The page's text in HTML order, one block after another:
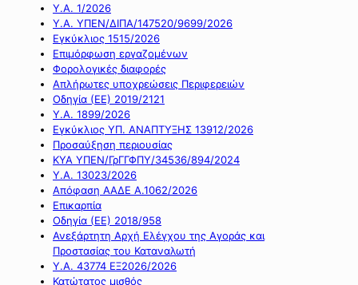
Υ.Α. 1/2026
Υ.Α. ΥΠΕΝ/ΔΙΠΑ/147520/9699/2026
Εγκύκλιος 1515/2026
Επιμόρφωση εργαζομένων
Φορολογικές διαφορές
Απλήρωτες υποχρεώσεις Περιφερειών
Οδηγία (ΕΕ) 2019/2121
Υ.Α. 1899/2026
Εγκύκλιος ΥΠ. ΑΝΑΠΤΥΞΗΣ 13912/2026
Προσαύξηση περιουσίας
ΚΥΑ ΥΠΕΝ/ΓρΓΓΦΠΥ/34536/894/2024
Υ.Α. 13023/2026
Απόφαση ΑΑΔΕ Α.1062/2026
Επικαρπία
Οδηγία (ΕΕ) 2018/958
Ανεξάρτητη Αρχή Ελέγχου της Αγοράς και
Προστασίας του Καταναλωτή
Υ.Α. 43774 ΕΞ2026/2026
Κατώτατος μισθός